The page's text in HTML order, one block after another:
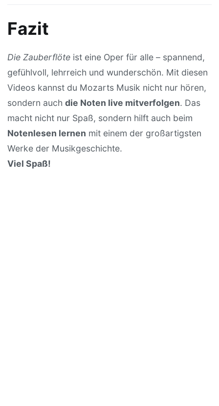
Fazit
Die Zauberflöte ist eine Oper für alle – spannend,
gefühlvoll, lehrreich und wunderschön. Mit diesen
Videos kannst du Mozarts Musik nicht nur hören,
sondern auch die Noten live mitverfolgen. Das
macht nicht nur Spaß, sondern hilft auch beim
Notenlesen lernen mit einem der großartigsten
Werke der Musikgeschichte.
Viel Spaß!